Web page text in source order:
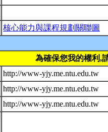
核心能力與課程規劃關聯圖
為確保您我的權利,
http://www-yjy.me.ntu.edu.tw
http://www-yjy.me.ntu.edu.tw
http://www-yjy.me.ntu.edu.tw